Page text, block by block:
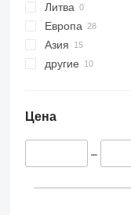
Литва
Европа
Польша
Италия
Франция
Азия
Турция
Индия
другие
Цена
–